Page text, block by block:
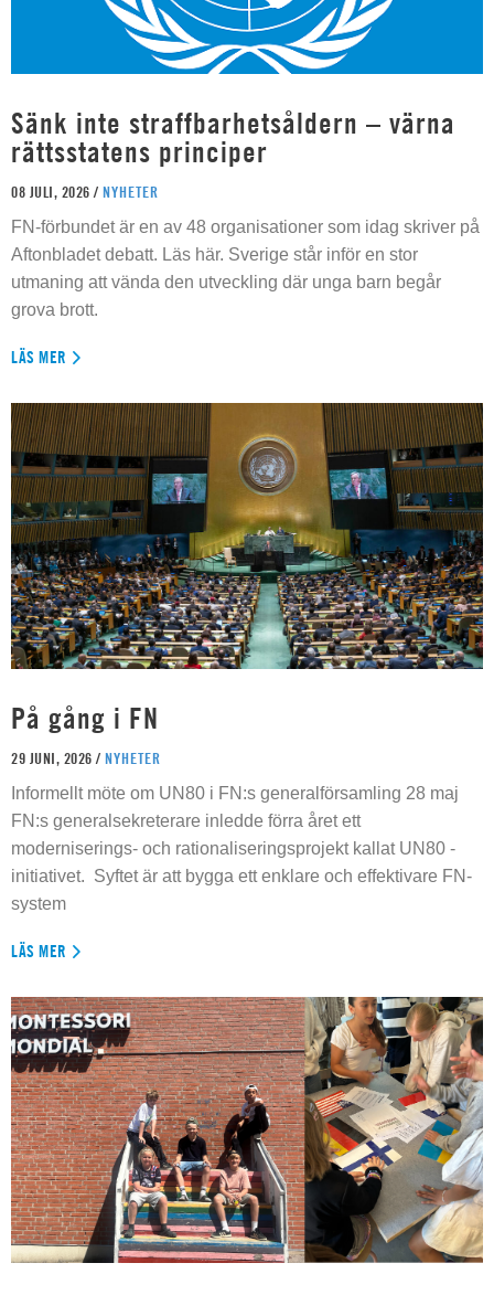
Sänk inte straffbarhetsåldern – värna
rättsstatens principer
08 JULI, 2026 / NYHETER
FN-förbundet är en av 48 organisationer som idag skriver på
Aftonbladet debatt. Läs här. Sverige står inför en stor
utmaning att vända den utveckling där unga barn begår
grova brott.
LÄS MER
På gång i FN
29 JUNI, 2026 / NYHETER
Informellt möte om UN80 i FN:s generalförsamling 28 maj
FN:s generalsekreterare inledde förra året ett
moderniserings- och rationaliseringsprojekt kallat UN80 -
initiativet. Syftet är att bygga ett enklare och effektivare FN-
system
LÄS MER